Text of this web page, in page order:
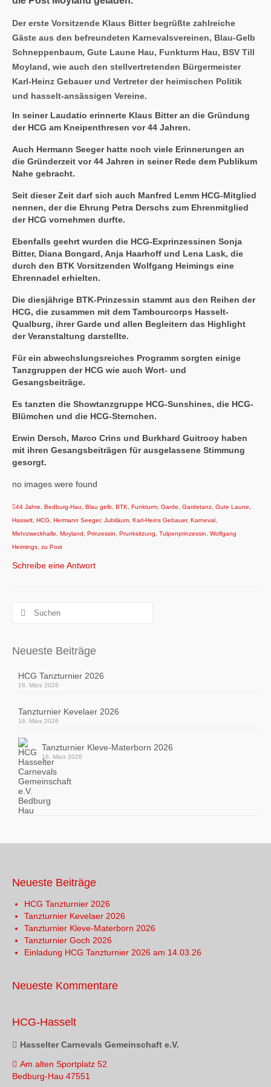
Der erste Vorsitzende Klaus Bitter begrüßte zahlreiche
Gäste aus den befreundeten Karnevalsvereinen, Blau-Gelb
Schneppenbaum, Gute Laune Hau, Funkturm Hau, BSV Till
Moyland, wie auch den stellvertretenden Bürgermeister
Karl-Heinz Gebauer und Vertreter der heimischen Politik
und hasselt-ansässigen Vereine.
In seiner Laudatio erinnerte Klaus Bitter an die Gründung
der HCG am Kneipenthresen vor 44 Jahren.
Auch Hermann Seeger hatte noch viele Erinnerungen an
die Gründerzeit vor 44 Jahren in seiner Rede dem Publikum
Nahe gebracht.
Seit dieser Zeit darf sich auch Manfred Lemm HCG-Mitglied
nennen, der die Ehrung Petra Derschs zum Ehrenmitglied
der HCG vornehmen durfte.
Ebenfalls geehrt wurden die HCG-Exprinzessinen Sonja
Bitter, Diana Bongard, Anja Haarhoff und Lena Lask, die
durch den BTK Vorsitzenden Wolfgang Heimings eine
Ehrennadel erhielten.
Die diesjährige BTK-Prinzessin stammt aus den Reihen der
HCG, die zusammen mit dem Tambourcorps Hasselt-
Qualburg, ihrer Garde und allen Begleitern das Highlight
der Veranstaltung darstellte.
Für ein abwechslungsreiches Programm sorgten einige
Tanzgruppen der HCG wie auch Wort- und
Gesangsbeiträge.
Es tanzten die Showtanzgruppe HCG-Sunshines, die HCG-
Blümchen und die HCG-Sternchen.
Erwin Dersch, Marco Crins und Burkhard Guitrooy haben
mit ihren Gesangsbeiträgen für ausgelassene Stimmung
gesorgt.
no images were found
44 Jahre Bedburg-Hau Blau gelb BTK Funkturm Garde Gardetanz Gute Laune
Hasselt HCG Hermann Seeger, Jubiläum Karl-Heins Gebauer, Karneval
Mehrzweckhalle
Moyland Prinzessin Prunksitzung Tulpenprinzessin
Wolfgang
Heimings zu Post
Schreibe eine Antwort
Suchen
Neueste Beiträge
HCG Tanzturnier 2026
16. März 2026
Tanzturnier Kevelaer 2026
16. März 2026
Tanzturnier Kleve-Materborn 2026
16. März 2026
Neueste Beiträge
HCG Tanzturnier 2026
Tanzturnier Kevelaer 2026
Tanzturnier Kleve-Materborn 2026
Tanzturnier Goch 2026
Einladung HCG Tanzturnier 2026 am 14.03.26
Neueste Kommentare
HCG-Hasselt
Hasselter Carnevals Gemeinschaft e.V.
Am alten Sportplatz 52
Bedburg-Hau 47551